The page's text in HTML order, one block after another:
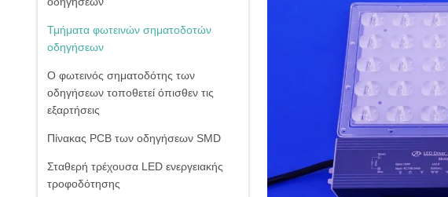
Τμήματα φωτεινών σηματοδοτών
οδηγήσεων
Ο φωτεινός σηματοδότης των
οδηγήσεων τοποθετεί όπισθεν τις
εξαρτήσεις
Πίνακας PCB των οδηγήσεων SMD
Σταθερή τρέχουσα LED ενεργειακής
τροφοδότησης